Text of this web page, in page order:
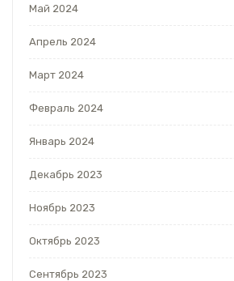
Май 2024
Апрель 2024
Март 2024
Февраль 2024
Январь 2024
Декабрь 2023
Ноябрь 2023
Октябрь 2023
Сентябрь 2023